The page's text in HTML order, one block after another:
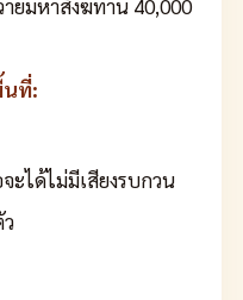
ยมหาสังฆทาน 40,000
นที่:
ะได้ไม่มีเสียงรบกวน